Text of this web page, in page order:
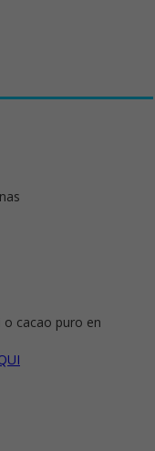
o cacao puro en